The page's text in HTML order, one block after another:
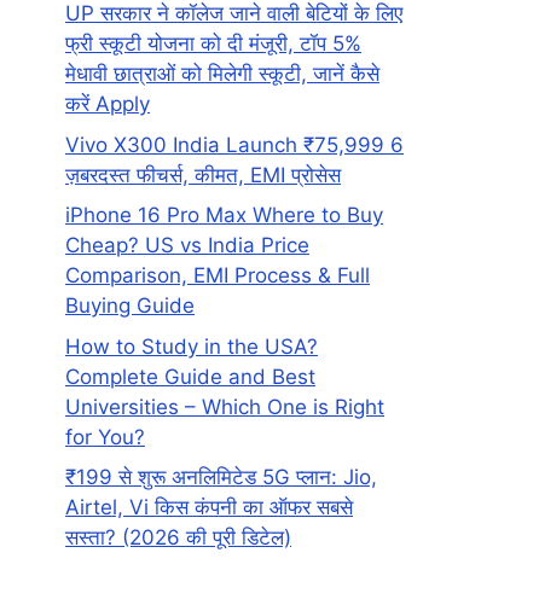
UP सरकार ने कॉलेज जाने वाली बेटियों के लिए
फ्री स्कूटी योजना को दी मंजूरी, टॉप 5%
मेधावी छात्राओं को मिलेगी स्कूटी, जानें कैसे
करें Apply
Vivo X300 India Launch ₹75,999 6
ज़बरदस्त फीचर्स, कीमत, EMI प्रोसेस
iPhone 16 Pro Max Where to Buy
Cheap? US vs India Price
Comparison, EMI Process & Full
Buying Guide
How to Study in the USA?
Complete Guide and Best
Universities – Which One is Right
for You?
₹199 से शुरू अनलिमिटेड 5G प्लान: Jio,
Airtel, Vi किस कंपनी का ऑफर सबसे
सस्ता? (2026 की पूरी डिटेल)